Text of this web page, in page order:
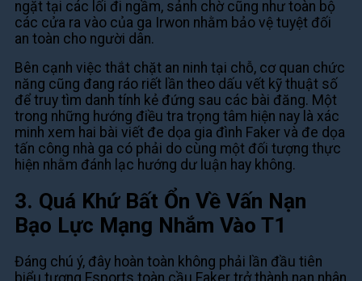
ngặt tại các lối đi ngầm, sảnh chờ cũng như toàn bộ
các cửa ra vào của ga Irwon nhằm bảo vệ tuyệt đối
an toàn cho người dân.
Bên cạnh việc thắt chặt an ninh tại chỗ, cơ quan chức
năng cũng đang ráo riết lần theo dấu vết kỹ thuật số
để truy tìm danh tính kẻ đứng sau các bài đăng. Một
trong những hướng điều tra trọng tâm hiện nay là xác
minh xem hai bài viết đe dọa gia đình Faker và đe dọa
tấn công nhà ga có phải do cùng một đối tượng thực
hiện nhằm đánh lạc hướng dư luận hay không.
3. Quá Khứ Bất Ổn Về Vấn Nạn
Bạo Lực Mạng Nhắm Vào T1
Đáng chú ý, đây hoàn toàn không phải lần đầu tiên
biểu tượng Esports toàn cầu Faker trở thành nạn nhân